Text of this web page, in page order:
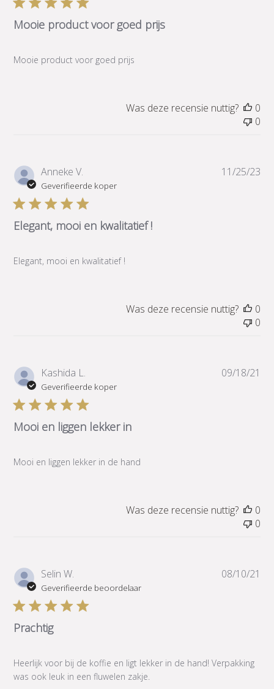
Mooie product voor goed prijs
Mooie product voor goed prijs
Was deze recensie nuttig?
0
0
Anneke V.
Geverifieerde koper
Elegant, mooi en kwalitatief !
Elegant, mooi en kwalitatief !
11/25/23
Was deze recensie nuttig?
0
0
Kashida L.
Geverifieerde koper
Mooi en liggen lekker in
Mooi en liggen lekker in de hand
09/18/21
Was deze recensie nuttig?
0
0
Selin W.
Geverifieerde beoordelaar
Prachtig
Heerlijk voor bij de koffie en ligt lekker in de hand! Verpakking
was ook leuk in een fluwelen zakje.
08/10/21